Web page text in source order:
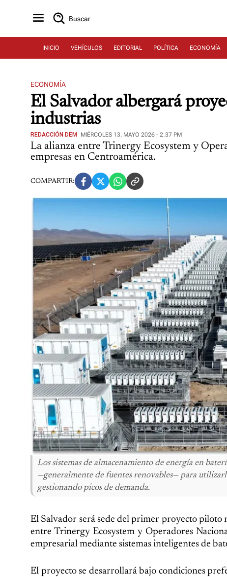
Buscar
INICIO VEHÍCULOS EDITORIAL POLÍTICA ECONOMÍA
ECONOMÍA
El Salvador albergará
industrias
REDACCIÓN DEM MIÉRCOLES 13, MAYO 2026 - 2:37 PM
La alianza entre Trinergy Ecosystem y
empresas en Centroamérica.
COMPARTIR:
Los sistemas de almacenamiento de energía en
—generalmente de fuentes renovables— para
gestionando picos de demanda.
El Salvador será sede del primer proyecto
entre Trinergy Ecosystem y Operadores
empresarial mediante sistemas inteligentes de
El proyecto se desarrollará bajo condiciones